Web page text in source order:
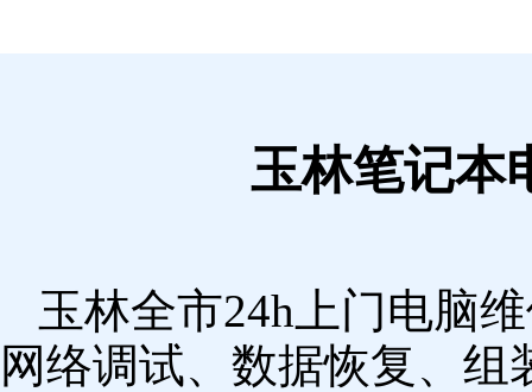
玉林笔记本
玉林全市24h上门电脑
网络调试、数据恢复、